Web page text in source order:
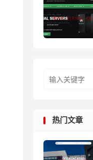
热门文章